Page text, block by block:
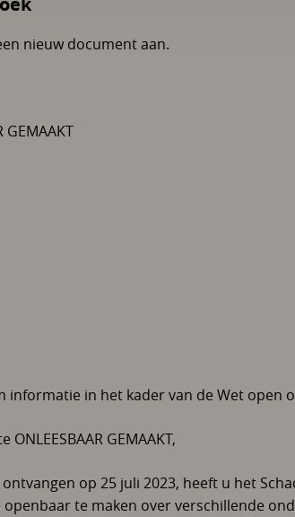
nieuw document aan.
GEMAAKT
informatie in het kader van de Wet open
ONLEESBAAR GEMAAKT,
op 25 juli 2023, heeft u het
te maken over verschillende